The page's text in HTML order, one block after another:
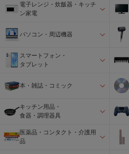
電子レンジ・炊飯器・キッチ
ン家電
パソコン・周辺機器
スマートフォン・
タブレット
本・雑誌・コミック
キッチン用品・
食器・調理器具
医薬品・コンタクト・介護用
品